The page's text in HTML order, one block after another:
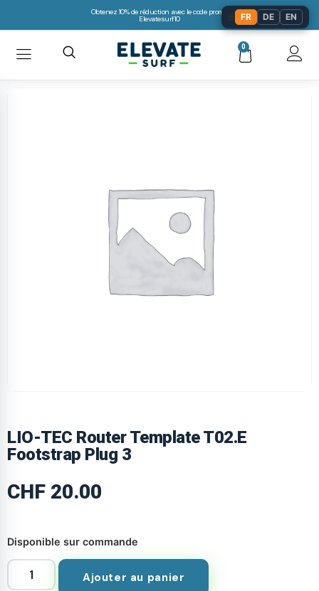
Obtenez 10% de réduction avec le code promo:
Elevatesurf10
0
LIO-TEC Router Template T02.E
Footstrap Plug 3
CHF 20.00
Disponible sur commande
Ajouter au panier
FR DE EN